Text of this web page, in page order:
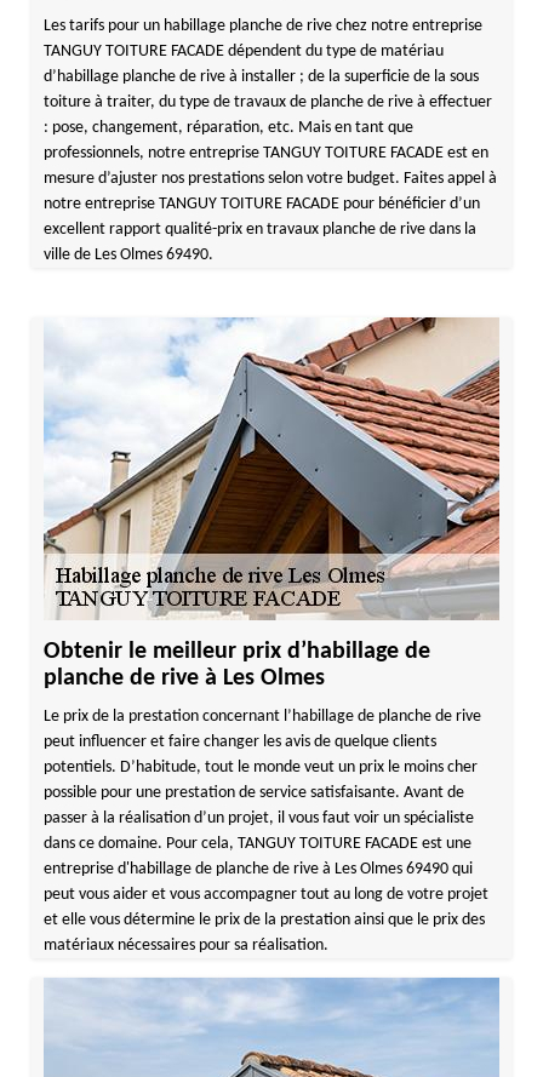
Les tarifs pour un habillage planche de rive chez notre entreprise
TANGUY TOITURE FACADE dépendent du type de matériau
d’habillage planche de rive à installer ; de la superficie de la sous
toiture à traiter, du type de travaux de planche de rive à effectuer
: pose, changement, réparation, etc. Mais en tant que
professionnels, notre entreprise TANGUY TOITURE FACADE est en
mesure d’ajuster nos prestations selon votre budget. Faites appel à
notre entreprise TANGUY TOITURE FACADE pour bénéficier d’un
excellent rapport qualité-prix en travaux planche de rive dans la
ville de Les Olmes 69490.
Obtenir le meilleur prix d’habillage de
planche de rive à Les Olmes
Le prix de la prestation concernant l’habillage de planche de rive
peut influencer et faire changer les avis de quelque clients
potentiels. D’habitude, tout le monde veut un prix le moins cher
possible pour une prestation de service satisfaisante. Avant de
passer à la réalisation d’un projet, il vous faut voir un spécialiste
dans ce domaine. Pour cela, TANGUY TOITURE FACADE est une
entreprise d'habillage de planche de rive à Les Olmes 69490 qui
peut vous aider et vous accompagner tout au long de votre projet
et elle vous détermine le prix de la prestation ainsi que le prix des
matériaux nécessaires pour sa réalisation.